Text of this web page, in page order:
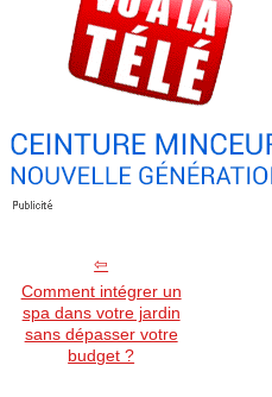
Comment intégrer un
spa dans votre jardin
sans dépasser votre
budget ?